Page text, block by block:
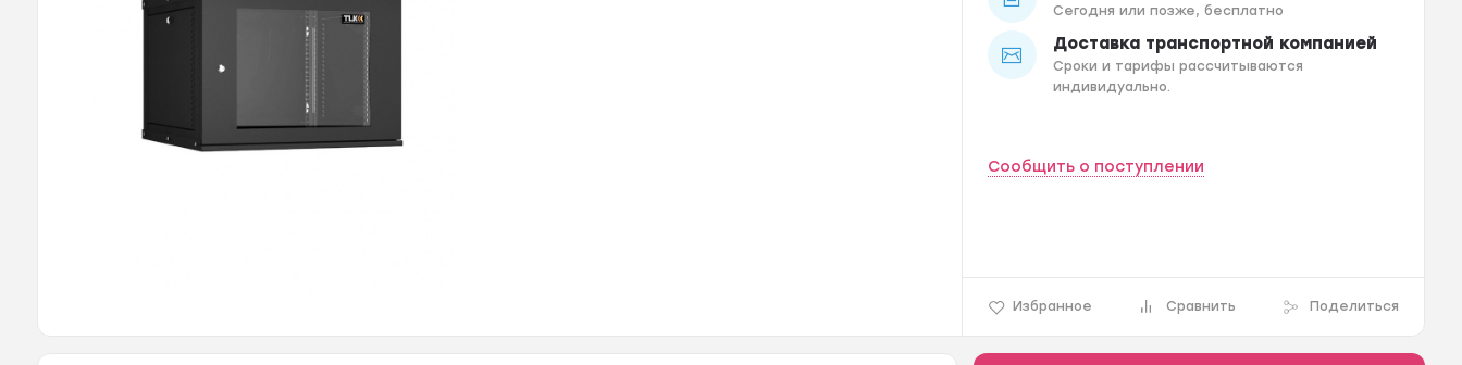
Сегодня или позже, бесплатно
Доставка транспортной компанией
Сроки и тарифы рассчитываются
индивидуально.
Избранное Сравнить Поделиться
Сообщить о поступлении